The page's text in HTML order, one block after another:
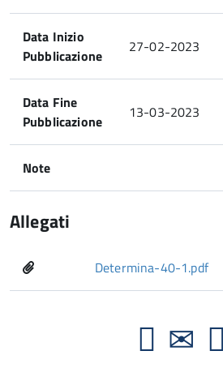
Data Inizio
Pubblicazione
27-02-2023
Data Fine
Pubblicazione
13-03-2023
Note
Allegati
Determina-40-1.pdf